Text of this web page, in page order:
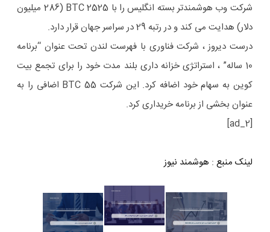
شرکت وب هوشمندتر بسته انگلیس را با 2525 BTC (286 میلیون
دلار) هدایت می کند و در رتبه 29 در سراسر جهان قرار دارد.
درست دیروز ، شرکت فناوری با فهرست لندن تحت عنوان “برنامه
10 ساله” ، استراتژی خزانه داری بلند مدت خود را برای تجمع بیت
کوین به سهام خود اضافه کرد. این شرکت 55 BTC اضافی را به
عنوان بخشی از برنامه خریداری کرد.
[ad_2]
لینک منبع : هوشمند نیوز